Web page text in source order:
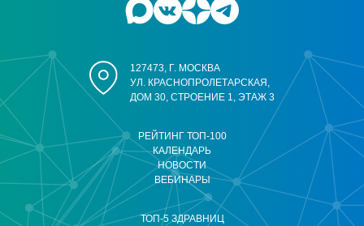
РЕЙТИНГ ТОП-100
КАЛЕНДАРЬ
НОВОСТИ
ВЕБИНАРЫ
ТОП-5 ЗДРАВНИЦ
127473, Г. МОСКВА
УЛ. КРАСНОПРОЛЕТАРСКАЯ,
ДОМ 30, СТРОЕНИЕ 1, ЭТАЖ 3